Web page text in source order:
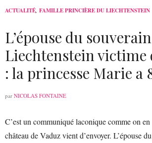
ACTUALITÉ, FAMILLE PRINCIÈRE DU LIECHTENSTEIN
L’épouse du
Liechtenstein victime
: la princesse Marie a
par NICOLAS FONTAINE
C’est un communiqué laconique comme on en
château de Vaduz vient d’envoyer. L’épouse